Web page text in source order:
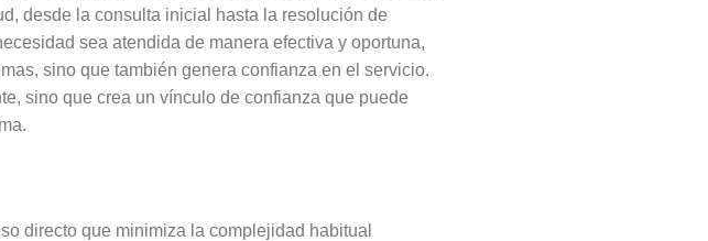
desde la consulta inicial hasta la resolución de
sea atendida de manera efectiva y oportuna,
sino que también genera confianza en el servicio.
sino que crea un vínculo de confianza que puede
directo que minimiza la complejidad habitual